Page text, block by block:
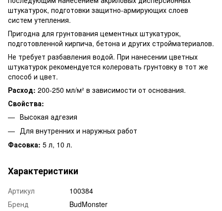
штукатурок, подготовки защитно-армирующих слоев
систем утепления.
Пригодна для грунтования цементных штукатурок,
подготовленной кирпича, бетона и других стройматериалов.
Не требует разбавления водой. При нанесении цветных
штукатурок рекомендуется колеровать грунтовку в тот же
способ и цвет.
Расход: 200-250 мл/м² в зависимости от основания.
Свойства:
Высокая адгезия
Для внутренних и наружных работ
Фасовка: 5 л, 10 л.
Характеристики
Артикул
100384
Бренд
BudMonster